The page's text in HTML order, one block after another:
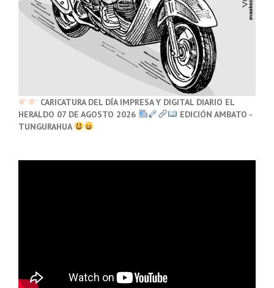
CARICATURA DEL DÍA IMPRESA Y DIGITAL DIARIO EL
HERALDO 07 DE AGOSTO 2026
EDICIÓN AMBATO -
TUNGURAHUA